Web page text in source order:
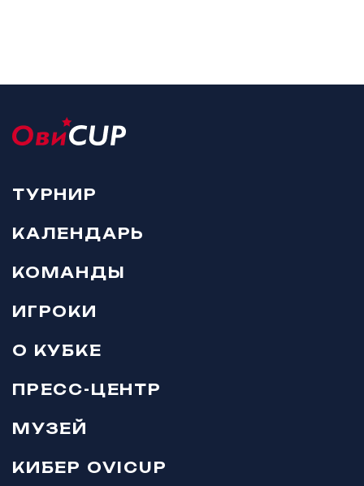
ТУРНИР
КАЛЕНДАРЬ
КОМАНДЫ
ИГРОКИ
О КУБКЕ
ПРЕСС-ЦЕНТР
МУЗЕЙ
КИБЕР OVICUP